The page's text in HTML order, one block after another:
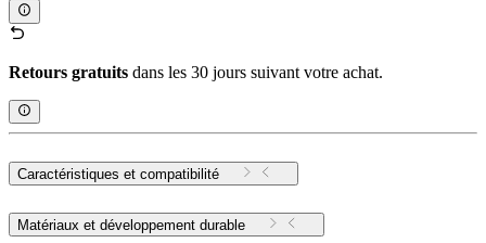
Retours gratuits dans les 30 jours suivant votre achat.
Caractéristiques et compatibilité
Matériaux et développement durable